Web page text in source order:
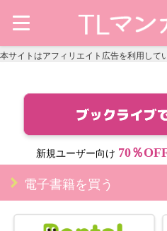
本サイトはアフィリエイト広告を利用して
新規ユーザー向け 70％
電子書籍を買う